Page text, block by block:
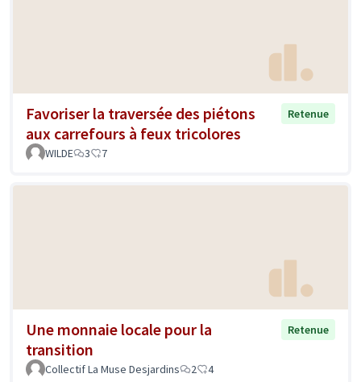
Favoriser la traversée des piétons
aux carrefours à feux tricolores
Retenue
WILDE 3 7
Une monnaie locale pour la
transition
Retenue
Collectif La Muse Desjardins 2 4